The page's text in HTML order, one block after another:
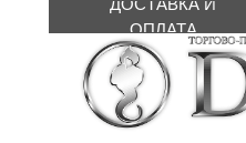
ДОСТАВКА И
ОПЛАТА